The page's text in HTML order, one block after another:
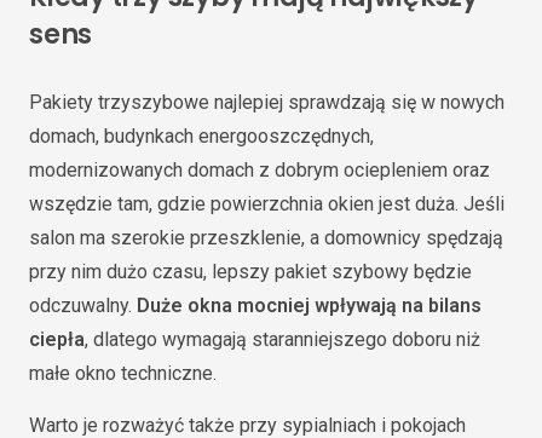
sens
Pakiety trzyszybowe najlepiej sprawdzają się w nowych
domach, budynkach energooszczędnych,
modernizowanych domach z dobrym ociepleniem oraz
wszędzie tam, gdzie powierzchnia okien jest duża. Jeśli
salon ma szerokie przeszklenie, a domownicy spędzają
przy nim dużo czasu, lepszy pakiet szybowy będzie
odczuwalny. Duże okna mocniej wpływają na bilans
ciepła, dlatego wymagają staranniejszego doboru niż
małe okno techniczne.
Warto je rozważyć także przy sypialniach i pokojach